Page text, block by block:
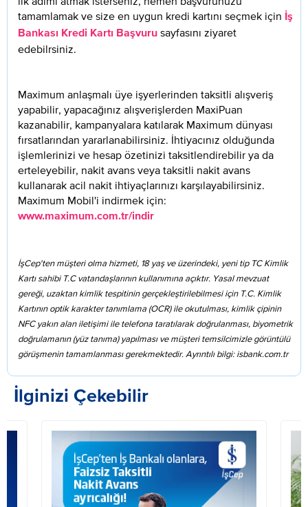
tamamlamak ve size en uygun kredi kartını seçmek için İş
Bankası Kredi Kartı Başvuru sayfasını ziyaret
edebilrsiniz.
Maximum anlaşmalı üye işyerlerinden taksitli alışveriş
yapabilir, yapacağınız alışverişlerden MaxiPuan
kazanabilir, kampanyalara katılarak Maximum dünyası
fırsatlarından yararlanabilirsiniz. İhtiyacınız olduğunda
işlemlerinizi ve hesap özetinizi taksitlendirebilir ya da
erteleyebilir, nakit avans veya taksitli nakit avans
kullanarak acil nakit ihtiyaçlarınızı karşılayabilirsiniz.
Maximum Mobil'i indirmek için:
www.maximum.com.tr/indir
İşCep'ten müşteri olma hizmeti, 18 yaş ve üzerindeki, yeni tip TC Kimlik
Kartı sahibi T.C vatandaşlarının kullanımına açıktır. Yasal mevzuat
gereği, uzaktan kimlik tespitinin gerçekleştirilebilmesi için T.C. Kimlik
Kartının optik karakter tanımlama (OCR) ile okutulması, kimlik çipinin
NFC yakın alan iletişimi ile telefona taratılarak doğrulanması, biyometrik
doğrulamanın (yüz tanıma) yapılması ve müşteri temsilcimizle görüntülü
görüşmenin tamamlanması gerekmektedir. Ayrıntılı bilgi: isbank.com.tr
İlginizi Çekebilir